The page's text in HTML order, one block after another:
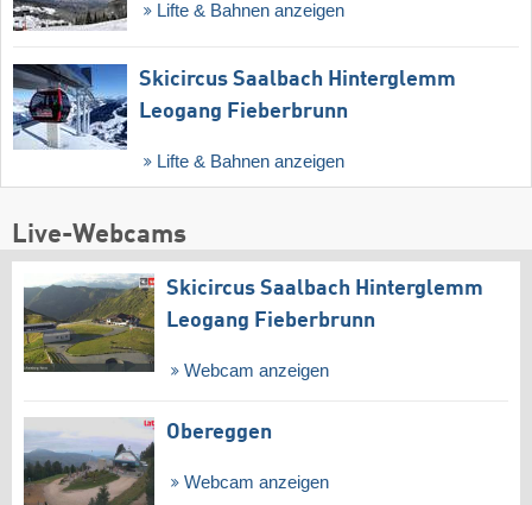
Lifte & Bahnen anzeigen
Skicircus Saalbach Hinterglemm
Leogang Fieberbrunn
Lifte & Bahnen anzeigen
Live-Webcams
Skicircus Saalbach Hinterglemm
Leogang Fieberbrunn
Webcam anzeigen
Obereggen
Webcam anzeigen